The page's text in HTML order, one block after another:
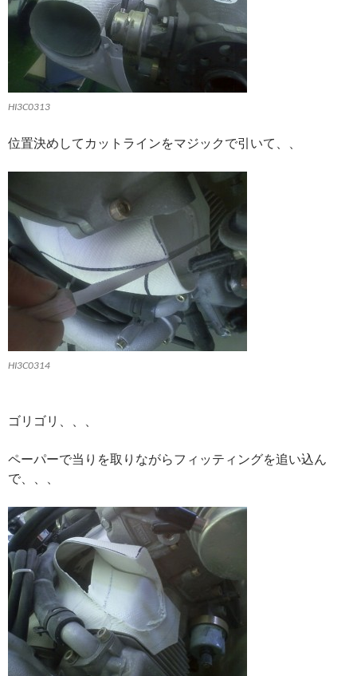
HI3C0313
位置決めしてカットラインをマジックで引いて、、
HI3C0314
ゴリゴリ、、、
ペーパーで当りを取りながらフィッティングを追い込ん
で、、、